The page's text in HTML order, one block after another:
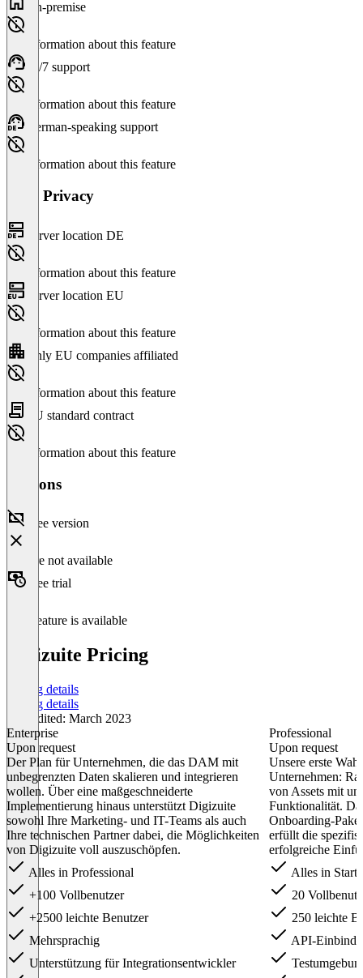
On-premise
No information about this feature
24/7 support
No information about this feature
German-speaking support
No information about this feature
Data Privacy
Server location DE
No information about this feature
Server location EU
No information about this feature
Only EU companies affiliated
No information about this feature
EU standard contract
No information about this feature
Versions
Free version
Feature not available
Free trial
This feature is available
Digizuite Pricing
Pricing details
Pricing details
Last edited: March 2023
Enterprise
Upon request
Der Plan für Unternehmen, die das DAM mit
unbegrenzten Daten skalieren und integrieren
wollen. Über eine maßgeschneiderte
Implementierung hinaus unterstützt Digizuite
sowohl Ihre Marketing- und IT-Teams als auch
Ihre technischen Partner dabei, die Möglichkeiten
von Digizuite voll auszuschöpfen.
Alles in Professional
+100 Vollbenutzer
+2500 leichte Benutzer
Mehrsprachig
Unterstützung für Integrationsentwickler
Professional
Upon request
Unsere erste
Unternehmen:
von Assets mit
Funktionalität.
Onboarding-
erfüllt die
erfolgreiche
Alles in
20
250 leichte
API-